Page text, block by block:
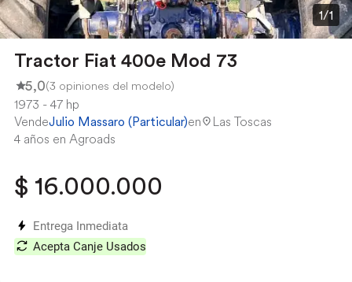
1/1
Tractor Fiat 400e Mod 73
5,0(3 opiniones del modelo)
1973
47 hp
VendeJulio Massaro (Particular)en
Las Toscas
4 años en Agroads
$ 16.000.000
Entrega Inmediata
Acepta Canje Usados